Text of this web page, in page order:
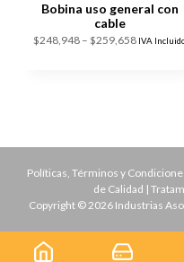
Bobina uso general con
cable
$248,948 – $259,658Price
IVA
Políticas, Términos y
de Calidad |
Copyright © 2026 Industrias